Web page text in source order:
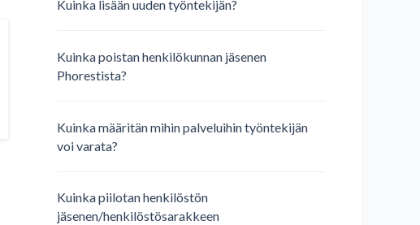
Kuinka lisään uuden työntekijän?
Kuinka poistan henkilökunnan jäsenen
Phorestista?
Kuinka määritän mihin palveluihin työntekijän
voi varata?
Kuinka piilotan henkilöstön
jäsenen/henkilöstösarakkeen